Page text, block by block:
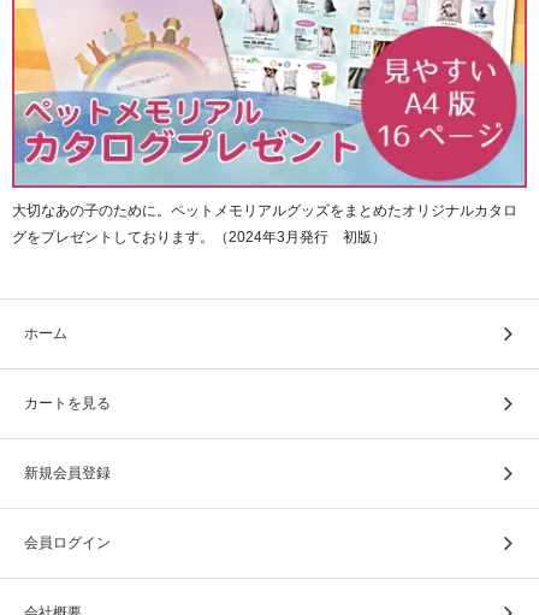
大切なあの子のために。ペットメモリアルグッズをまとめたオリジナルカタロ
グをプレゼントしております。（2024年3月発行 初版）
ホーム
カートを見る
新規会員登録
会員ログイン